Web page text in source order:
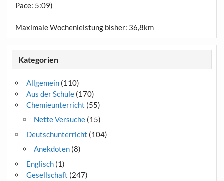
Pace: 5:09)
Maximale Wochenleistung bisher: 36,8km
Kategorien
Allgemein(110)
Aus der Schule(170)
Chemieunterricht (55)
Nette Versuche(15)
Deutschunterricht (104)
Anekdoten(8)
Englisch(1)
Gesellschaft (247)